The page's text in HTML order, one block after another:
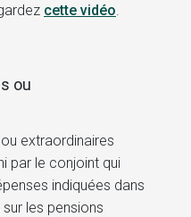
cette vidéo
ou
extraordinaires
par le conjoint qui
indiquées dans
les pensions